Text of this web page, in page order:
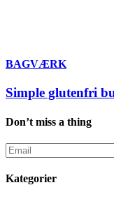
BAGVÆRK
Simple glutenfri
Don’t miss a thing
Kategorier